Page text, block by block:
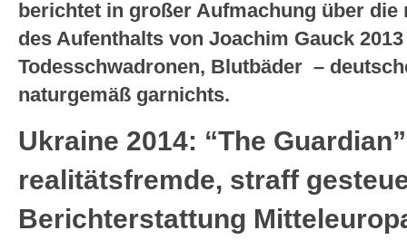
berichtet in großer Aufmachung über
des Aufenthalts von Joachim Gauck
Todesschwadronen, Blutbäder –
naturgemäß garnichts.
Ukraine 2014: “The
realitätsfremde, straff
Berichterstattung